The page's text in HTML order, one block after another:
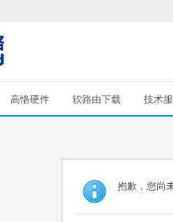
高恪硬件 软路由下载 技术
抱歉，您尚